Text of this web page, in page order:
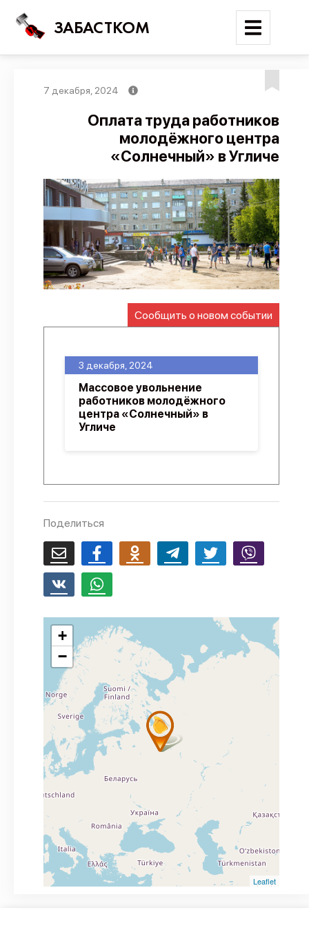
ЗАБАСТКОМ
Поиск
Новости
Карта событий
Трудовые конфликты
Отчеты
Предложить публикацию
Справочник
API
О проекте
7 декабря, 2024
Оплата труда работников
молодёжного центра
«Солнечный» в Угличе
Сообщить о новом событии
3 декабря, 2024
Массовое увольнение
работников молодёжного
центра «Солнечный» в
Угличе
Поделиться
+
−
Leaflet